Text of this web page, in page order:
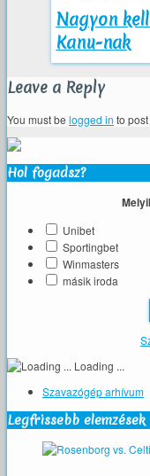
Nagyon
Kanu-nak
Leave a Reply
You must be logged in to
Hol fogadsz?
Unibet
Sportingbet
Winmasters
másik iroda
Loading ...
Szavazógép arhívum
Legfrissebb elemzések